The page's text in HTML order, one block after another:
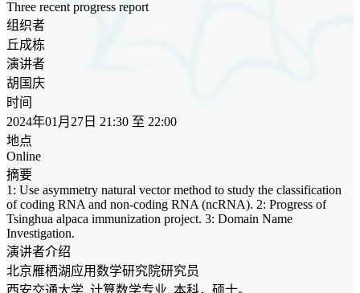
Three recent progress report
组织者
丘成栋
演讲者
胡国庆
时间
2024年01月27日 21:30 至 22:00
地点
Online
摘要
1: Use asymmetry natural vector method to study the classification
of coding RNA and non-coding RNA (ncRNA). 2: Progress of
Tsinghua alpaca immunization project. 3: Domain Name
Investigation.
演讲者介绍
北京雁栖湖应用数学研究院研究员
西安交通大学, 计算数学专业, 本科，硕士。